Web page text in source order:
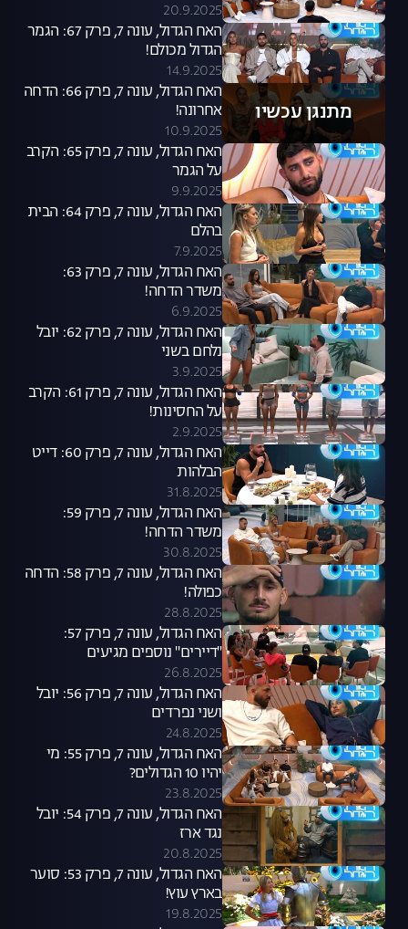
20.9.2025
האח הגדול, עונה 7, פרק 67: הגמר
הגדול מכולם!
14.9.2025
מתנגן עכשיו
האח הגדול, עונה 7, פרק 66: הדחה
אחרונה!
10.9.2025
האח הגדול, עונה 7, פרק 65: הקרב
על הגמר
9.9.2025
האח הגדול, עונה 7, פרק 64: הבית
בהלם
7.9.2025
האח הגדול, עונה 7, פרק 63:
משדר הדחה!
6.9.2025
האח הגדול, עונה 7, פרק 62: יובל
נלחם בשני
3.9.2025
האח הגדול, עונה 7, פרק 61: הקרב
על החסינות!
2.9.2025
האח הגדול, עונה 7, פרק 60: דייט
הבלהות
31.8.2025
האח הגדול, עונה 7, פרק 59:
משדר הדחה!
30.8.2025
האח הגדול, עונה 7, פרק 58: הדחה
כפולה!
28.8.2025
האח הגדול, עונה 7, פרק 57:
"דיירים" נוספים מגיעים
26.8.2025
האח הגדול, עונה 7, פרק 56: יובל
ושני נפרדים
24.8.2025
האח הגדול, עונה 7, פרק 55: מי
יהיו 10 הגדולים?
23.8.2025
האח הגדול, עונה 7, פרק 54: יובל
נגד ארז
20.8.2025
האח הגדול, עונה 7, פרק 53: סוער
בארץ עוץ!
19.8.2025